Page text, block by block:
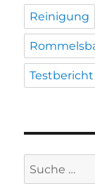
Reinigung
Testbericht
Suche
nach: